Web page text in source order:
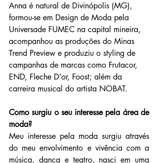
Anna é natural de Divinópolis (MG),
formou-se em Design de Moda pela
Universade FUMEC na capital mineira,
acompanhou as produções do Minas
Trend Preview e produziu o styling de
campanhas de marcas como Frutacor,
END, Fleche D’or, Foost; além da
carreira musical do artista NOBAT.
Como surgiu o seu interesse pela área de
moda?
Meu interesse pela moda surgiu através
do meu envolvimento e vivência com a
música, dança e teatro, nasci em uma